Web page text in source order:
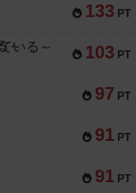
133 PT
103 PT
いる～
97 PT
91 PT
91 PT